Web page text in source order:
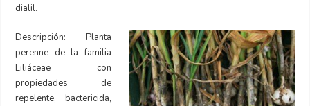
dialil.
Descripción: Planta
perenne de la familia
Liliáceae con
propiedades de
repelente, bactericida,